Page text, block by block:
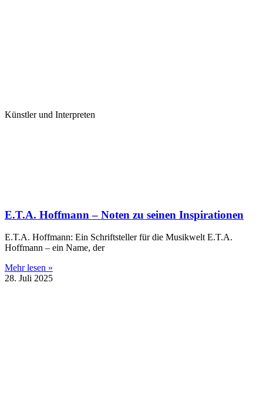
Künstler und Interpreten
E.T.A. Hoffmann – Noten zu seinen Inspirationen
E.T.A. Hoffmann: Ein Schriftsteller für die Musikwelt E.T.A.
Hoffmann – ein Name, der
Mehr lesen »
28. Juli 2025